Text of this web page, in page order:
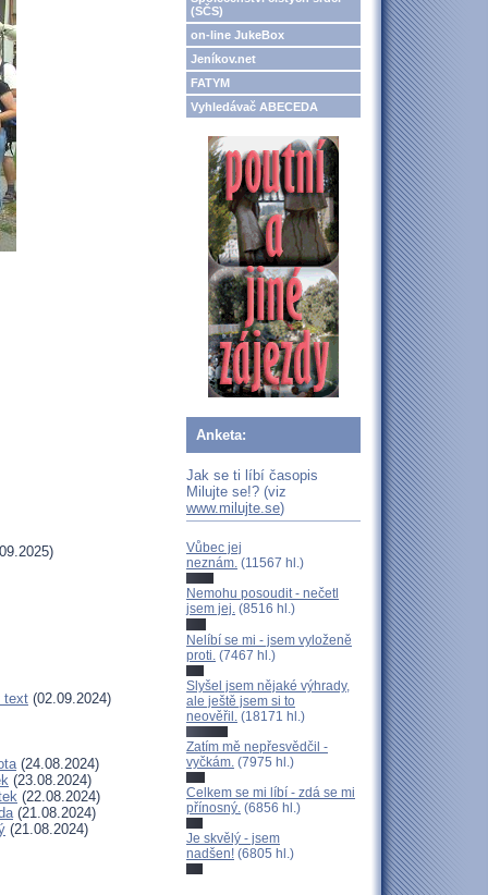
text (02.09.2024)
(24.08.2024)
(23.08.2024)
(22.08.2024)
(21.08.2024)
(21.08.2024)
(SČS)
on-line JukeBox
Jeníkov.net
FATYM
Vyhledávač ABECEDA
Anketa:
Jak se ti líbí časopis
Milujte se!? (viz
www.milujte.se)
Vůbec jej
neznám. (11567 hl.)
Nemohu posoudit - nečetl
jsem jej. (8516 hl.)
Nelíbí se mi - jsem vyloženě
proti. (7467 hl.)
Slyšel jsem nějaké výhrady,
ale ještě jsem si to
neověřil. (18171 hl.)
Zatím mě nepřesvědčil -
vyčkám. (7975 hl.)
Celkem se mi líbí - zdá se mi
přínosný. (6856 hl.)
Je skvělý - jsem
nadšen! (6805 hl.)